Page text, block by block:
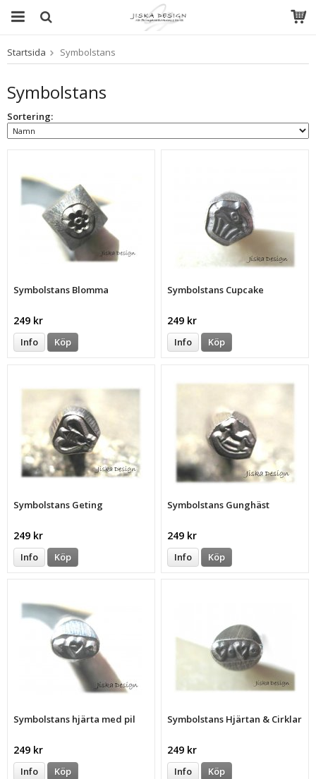
Produkten har blivit tillagd i varukorgen
Startsida Symbolstans
Symbolstans
Sortering:
Symbolstans Blomma
249 kr
Info Köp
Symbolstans Cupcake
249 kr
Info Köp
Symbolstans Geting
249 kr
Info Köp
Symbolstans Gunghäst
249 kr
Info Köp
Symbolstans hjärta med pil
249 kr
Info Köp
Symbolstans Hjärtan & Cirklar
249 kr
Info Köp